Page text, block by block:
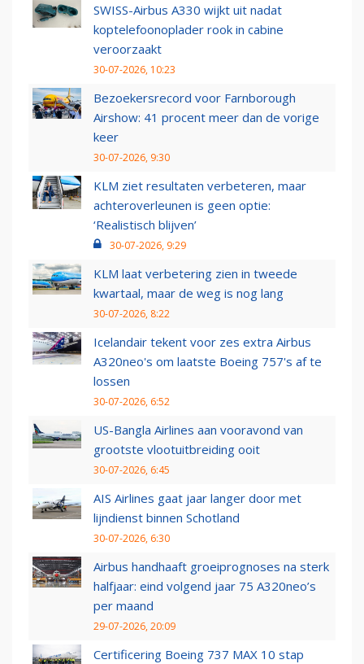
SWISS-Airbus A330 wijkt uit nadat
koptelefoonoplader rook in cabine
veroorzaakt
30-07-2026, 10:23
Bezoekersrecord voor Farnborough
Airshow: 41 procent meer dan de vorige
keer
30-07-2026, 9:30
KLM ziet resultaten verbeteren, maar
achteroverleunen is geen optie:
‘Realistisch blijven’
30-07-2026, 9:29
KLM laat verbetering zien in tweede
kwartaal, maar de weg is nog lang
30-07-2026, 8:22
Icelandair tekent voor zes extra Airbus
A320neo's om laatste Boeing 757's af te
lossen
30-07-2026, 6:52
US-Bangla Airlines aan vooravond van
grootste vlootuitbreiding ooit
30-07-2026, 6:45
AIS Airlines gaat jaar langer door met
lijndienst binnen Schotland
30-07-2026, 6:30
Airbus handhaaft groeiprognoses na sterk
halfjaar: eind volgend jaar 75 A320neo’s
per maand
29-07-2026, 20:09
Certificering Boeing 737 MAX 10 stap